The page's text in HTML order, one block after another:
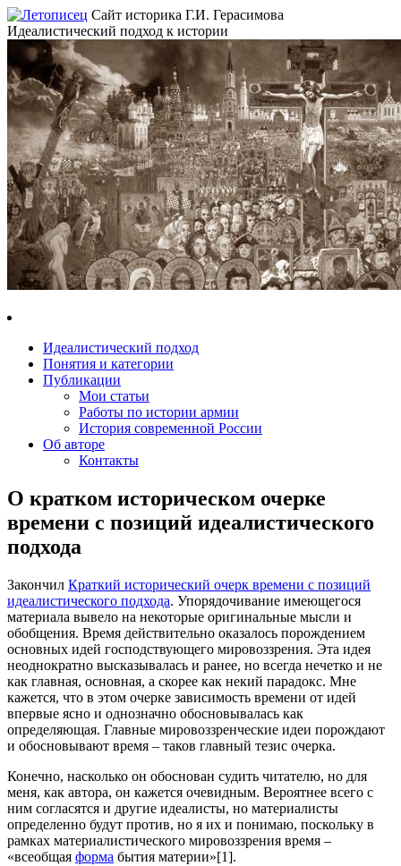
Сайт историка Г.И. Герасимова
Идеалистический подход к истории
Идеалистический подход
Понятия и категории
Публикации
Мои статьи
Работы по истории армии
История современной России
Об авторе
Контакты
О кратком историческом очерке
времени с позиций идеалистического
подхода
Закончил Краткий исторический очерк времени с позиций
идеалистического подхода. Упорядочивание имеющегося
материала вывело на некоторые оригинальные мысли и
обобщения. Время действительно оказалось порождением
основных идей господствующего мировоззрения. Эта идея
неоднократно высказывалась и ранее, но всегда нечетко и не
как главная, основная, а скорее как некий парадокс. Мне
кажется, что в этом очерке зависимость времени от идей
впервые ясно и однозначно обосновывалась как
определяющая. Главные мировоззренческие идеи порождают
и обосновывают время – таков главный тезис очерка.
Конечно, насколько он обоснован судить читателю, но для
меня, как автора, он кажется очевидным. Вероятнее всего с
ним согласятся и другие идеалисты, но материалисты
определенно будут против, но я их и понимаю, поскольку в
рамках материалистического мировоззрения время –
«всеобщая форма бытия материи»[1].